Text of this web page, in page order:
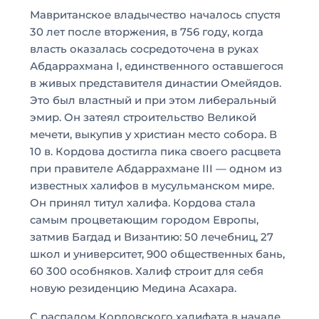
Мавританское владычество началось спустя
30 лет после вторжения, в 756 году, когда
власть оказалась сосредоточена в руках
Абдаррахмана I, единственного оставшегося
в живых представителя династии Омейядов.
Это был властный и при этом либеральный
эмир. Он затеял строительство Великой
мечети, выкупив у христиан место собора. В
10 в. Кордова достигла пика своего расцвета
при правителе Абдаррахмане III — одном из
известных халифов в мусульманском мире.
Он принял титул халифа. Кордова стала
самым процветающим городом Европы,
затмив Багдад и Византию: 50 лечебниц, 27
школ и университет, 900 общественных бань,
60 300 особняков. Халиф строит для себя
новую резиденцию Медина Асахара.